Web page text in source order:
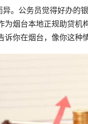
异。公务员觉得好办的
烟台本地正规助贷机
你在烟台，像你这种